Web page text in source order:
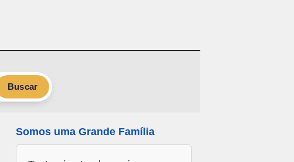
Buscar
Somos uma Grande Família